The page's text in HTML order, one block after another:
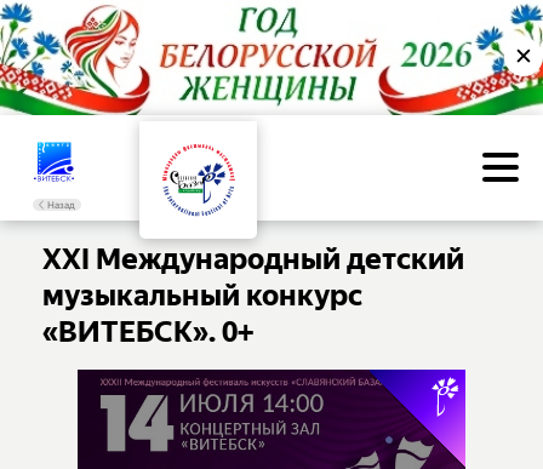
✕
Назад
XXI Международный детский
музыкальный конкурс
«ВИТЕБСК». 0+